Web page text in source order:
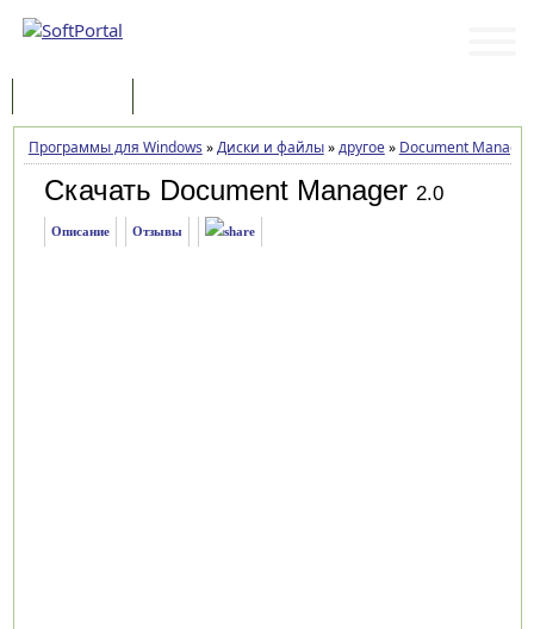
Программы для Windows »Диски и файлы»другое» Document Manager
Скачать Document Manager 2.0
Описание Отзывы